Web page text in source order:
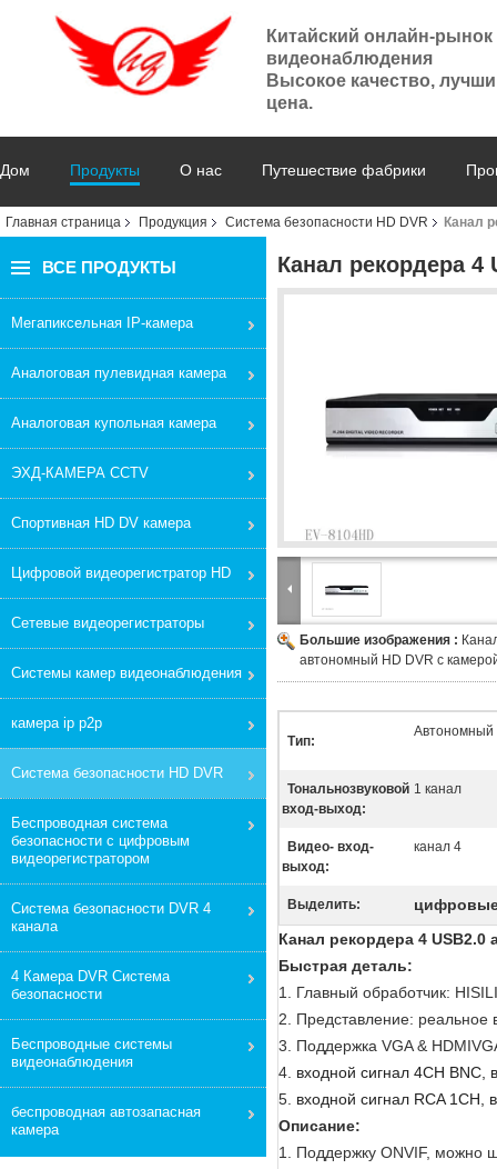
Китайский онлайн-рынок
видеонаблюдения
Высокое качество,
цена.
Дом Продукты О нас Путешествие фабрики
Главная страница Продукция Система безопасности HD DVR Канал
ВСЕ ПРОДУКТЫ
Мегапиксельная IP-камера
Аналоговая пулевидная камера
Аналоговая купольная камера
ЭХД-КАМЕРА CCTV
Спортивная HD DV камера
Цифровой видеорегистратор HD
Сетевые видеорегистраторы
Системы камер видеонаблюдения
камера ip p2p
Система безопасности HD DVR
Беспроводная система
безопасности с цифровым
видеорегистратором
Система безопасности DVR 4
канала
4 Камера DVR Система
безопасности
Беспроводные системы
видеонаблюдения
беспроводная автозапасная
камера
Канал рекордера 4
Большие изображения :
автономный HD DVR с
Тип:
Автономный
Тональнозвуковой
вход-выход:
1 канал
Видео- вход-
выход:
канал 4
Выделить:
Канал рекордера 4
Быстрая деталь:
1. Главный обработчик:
2. Представление: реальное
3. Поддержка VGA &
4. входной сигнал 4CH
5. входной сигнал RCA 1CH,
Описание:
1. Поддержку ONVIF, можно